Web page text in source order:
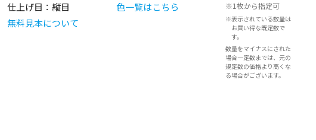
仕上げ目： 縦目
無料見本について
色一覧はこちら ※1枚から指定可
※表示されている数量は
お買い得な既定数で
す。
数量をマイナスにされた
場合一定数までは、元の
規定数の価格より高くな
る場合がございます。